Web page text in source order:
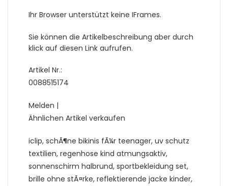
Ihr Browser unterstützt keine IFrames.
Sie können die Artikelbeschreibung aber durch
klick auf diesen Link aufrufen.
Artikel Nr.:
0088515174
Melden |
Ähnlichen Artikel verkaufen
iclip, schÃ¶ne bikinis fÃ¼r teenager, uv schutz
textilien, regenhose kind atmungsaktiv,
sonnenschirm halbrund, sportbekleidung set,
brille ohne stÃ¤rke, reflektierende jacke kinder,